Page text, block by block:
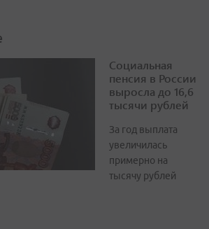
Социальная
пенсия в России
выросла до 16,6
тысячи рублей
За год выплата
увеличилась
примерно на
тысячу рублей